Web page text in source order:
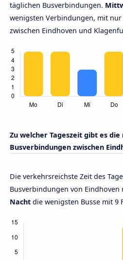
täglichen Busverbindungen.
wenigsten Verbindungen, mit nur
zwischen Eindhoven und
Zu welcher Tageszeit gibt es
Busverbindungen zwischen
Die verkehrsreichste Zeit des
Busverbindungen von
Nacht die wenigsten Busse mit 9